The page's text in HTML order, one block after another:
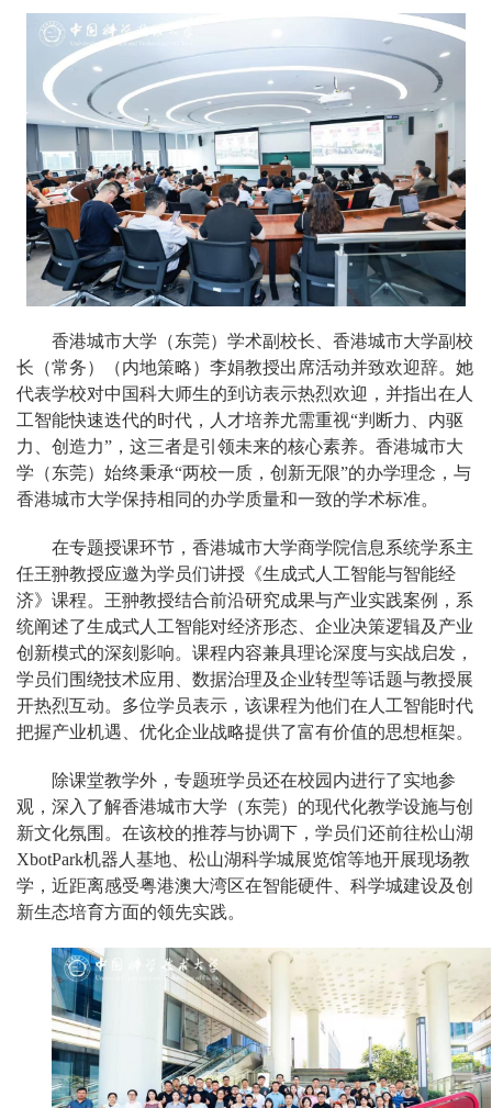
香港城市大学（东莞）学术副校长、香港城市大学副校
长（常务）（内地策略）李娟教授出席活动并致欢迎辞。她
代表学校对中国科大师生的到访表示热烈欢迎，并指出在人
工智能快速迭代的时代，人才培养尤需重视“判断力、内驱
力、创造力”，这三者是引领未来的核心素养。香港城市大
学（东莞）始终秉承“两校一质，创新无限”的办学理念，与
香港城市大学保持相同的办学质量和一致的学术标准。
在专题授课环节，香港城市大学商学院信息系统学系主
任王翀教授应邀为学员们讲授《生成式人工智能与智能经
济》课程。王翀教授结合前沿研究成果与产业实践案例，系
统阐述了生成式人工智能对经济形态、企业决策逻辑及产业
创新模式的深刻影响。课程内容兼具理论深度与实战启发，
学员们围绕技术应用、数据治理及企业转型等话题与教授展
开热烈互动。多位学员表示，该课程为他们在人工智能时代
把握产业机遇、优化企业战略提供了富有价值的思想框架。
除课堂教学外，专题班学员还在校园内进行了实地参
观，深入了解香港城市大学（东莞）的现代化教学设施与创
新文化氛围。在该校的推荐与协调下，学员们还前往松山湖
XbotPark机器人基地、松山湖科学城展览馆等地开展现场教
学，近距离感受粤港澳大湾区在智能硬件、科学城建设及创
新生态培育方面的领先实践。